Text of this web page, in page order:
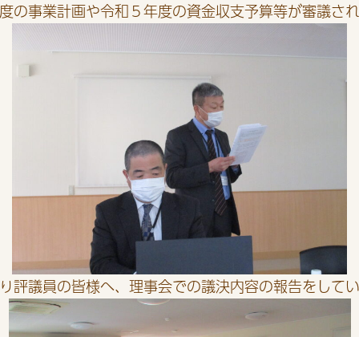
の事業計画や令和５年度の資金収支予算等が審議され
評議員の皆様へ、理事会での議決内容の報告をしてい